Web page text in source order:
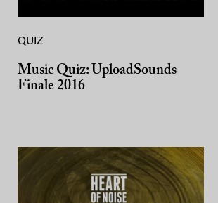
QUIZ
Music Quiz: UploadSounds
Finale 2016